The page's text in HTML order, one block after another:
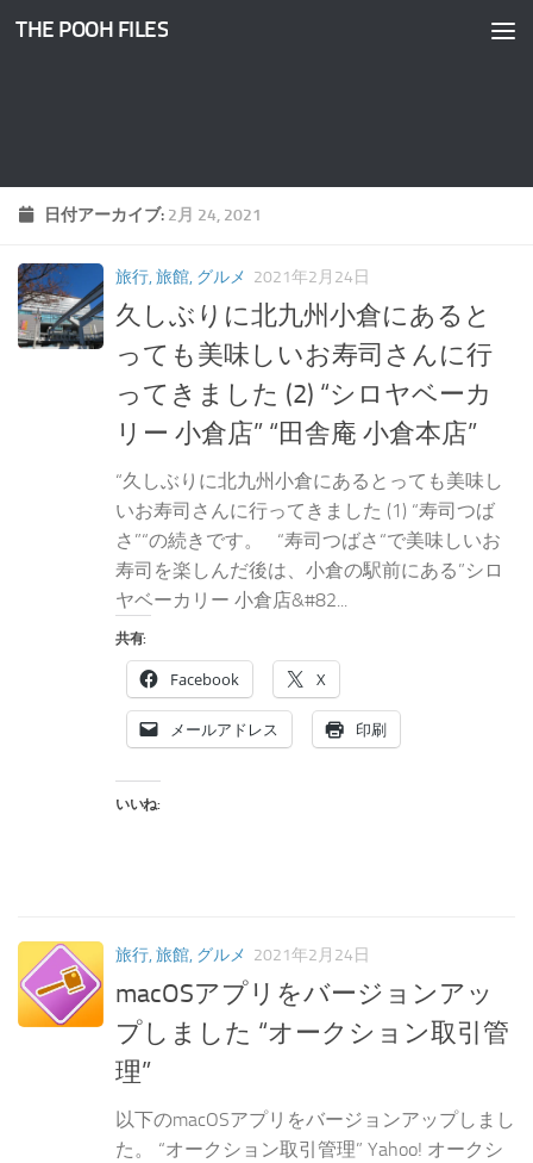
コンテンツへスキップ
THE POOH FILES
日付アーカイブ: 2月 24, 2021
旅行, 旅館, グルメ 2021年2月24日
久しぶりに北九州小倉にあると
っても美味しいお寿司さんに行
ってきました (2) “シロヤベーカ
リー 小倉店” “田舎庵 小倉本店”
“久しぶりに北九州小倉にあるとっても美味し
いお寿司さんに行ってきました (1) “寿司つば
さ”“の続きです。 “寿司つばさ“で美味しいお
寿司を楽しんだ後は、小倉の駅前にある”シロ
ヤベーカリー 小倉店&#82...
共有:
Facebook X
メールアドレス 印刷
いいね:
旅行, 旅館, グルメ 2021年2月24日
macOSアプリをバージョンアッ
プしました “オークション取引管
理”
以下のmacOSアプリをバージョンアップしまし
た。 “オークション取引管理” Yahoo! オークシ